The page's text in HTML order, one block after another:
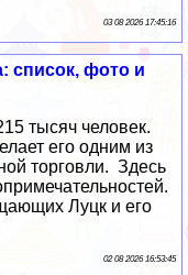
03 08 2026 17:45:16
список, фото и
тысяч человек.
его одним из
торговли. Здесь
Луцк и его
02 08 2026 16:53:45